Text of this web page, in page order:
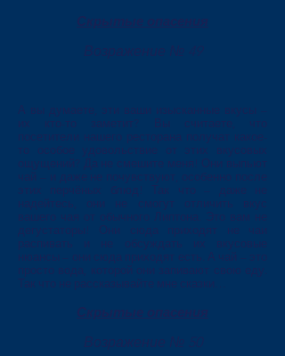
Скрытые опасения
Возражение № 49
А вы думаете, эти ваши изысканные вкусы –
их кто-то заметит? Вы считаете, что
посетители нашего ресторана получат какое-
то особое удовольствие от этих вкусовых
ощущений? Да не смешите меня! Они выпьют
чай – и даже не почувствуют, особенно после
этих перчёных блюд! Так что – даже не
надейтесь, они не смогут отличить вкус
вашего чая от обычного Липтона. Это вам не
дегустаторы! Они сюда приходят не чаи
распивать и не обсуждать их вкусовые
нюансы – они сюда приходят есть. А чай – это
просто вода, которой они запивают свою еду.
Так что не рассказывайте мне сказки…
Скрытые опасения
Возражение № 50